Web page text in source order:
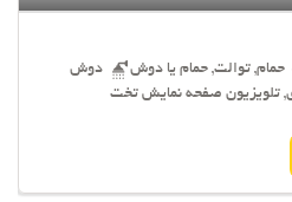
حمام, توالت, حمام یا دوش
دوش
تلویزیون صفحه نمایش تخت